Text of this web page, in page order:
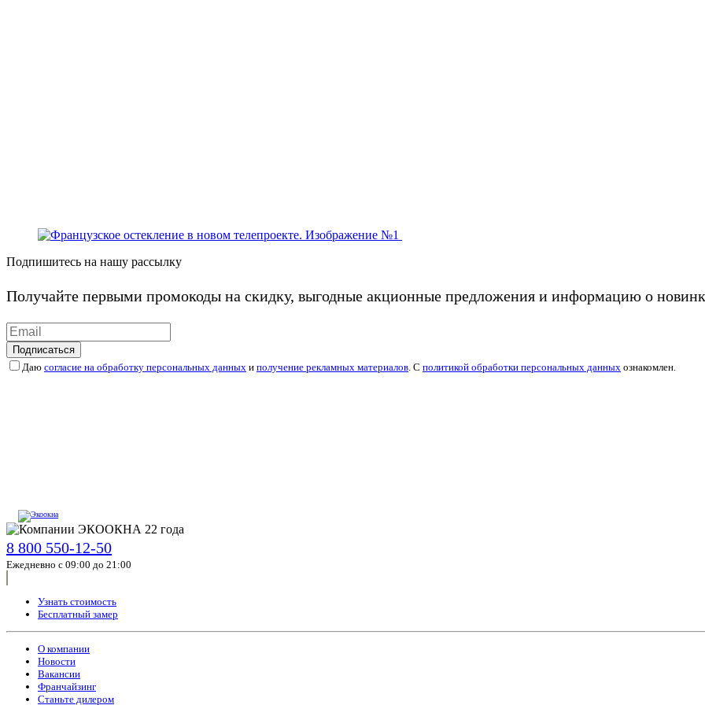
Подпишитесь на нашу рассылку
Получайте первыми промокоды на скидку, выгодные акционные предложения и информацию о
Подписаться
Даю согласие на обработку персональных данных и получение рекламных материалов . С политикой обработки персональных данных ознакомлен.
8 800 550-12-50
Ежедневно с 09:00 до 21:00
Узнать стоимость
Бесплатный замер
О компании
Новости
Вакансии
Франчайзинг
Станьте дилером